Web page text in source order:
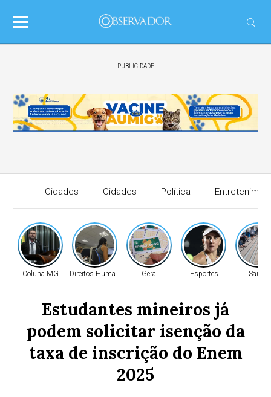
PUBLICIDADE
Cidades Cidades Política
Coluna MG Direitos Humanos Geral Esportes Saúde
Estudantes mineiros já
podem solicitar isenção da
taxa de inscrição do Enem
2025